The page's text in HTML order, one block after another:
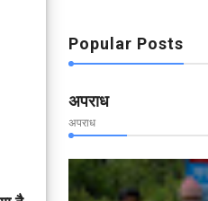
Popular Posts
अपराध
अपराध